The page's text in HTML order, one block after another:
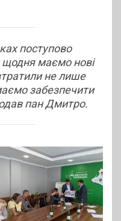
поступово
маємо нові
не лише
забезпечити
пан Дмитро.